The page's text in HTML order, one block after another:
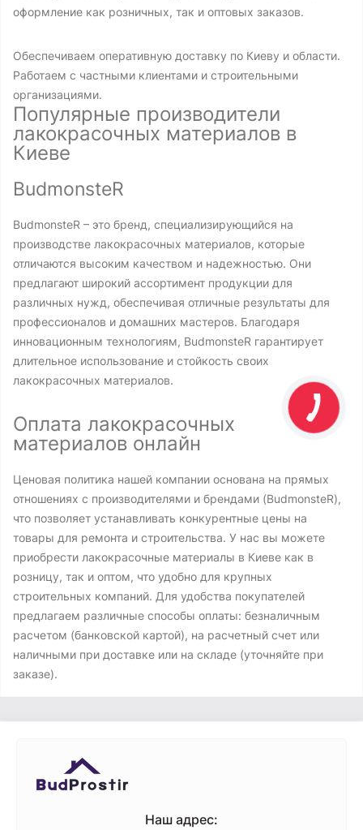
оформление как розничных, так и оптовых заказов.
Обеспечиваем оперативную доставку по Киеву и области.
Работаем с частными клиентами и строительными
организациями.
Популярные производители
лакокрасочных материалов в
Киеве
BudmonsteR
BudmonsteR – это бренд, специализирующийся на
производстве лакокрасочных материалов, которые
отличаются высоким качеством и надежностью. Они
предлагают широкий ассортимент продукции для
различных нужд, обеспечивая отличные результаты для
профессионалов и домашних мастеров. Благодаря
инновационным технологиям, BudmonsteR гарантирует
длительное использование и стойкость своих
лакокрасочных материалов.
Оплата лакокрасочных
материалов онлайн
Ценовая политика нашей компании основана на прямых
отношениях с производителями и брендами (BudmonsteR),
что позволяет устанавливать конкурентные цены на
товары для ремонта и строительства. У нас вы можете
приобрести лакокрасочные материалы в Киеве как в
розницу, так и оптом, что удобно для крупных
строительных компаний. Для удобства покупателей
предлагаем различные способы оплаты: безналичным
расчетом (банковской картой), на расчетный счет или
наличными при доставке или на складе (уточняйте при
заказе).
Наш адрес: